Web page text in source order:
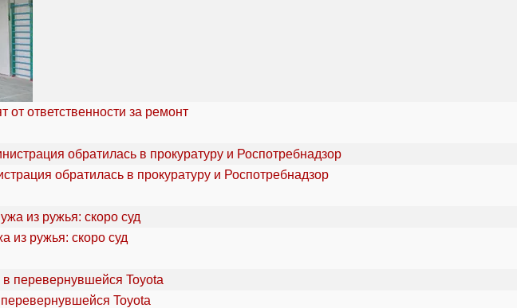
от ответственности за ремонт
обратилась в прокуратуру и Роспотребнадзор
из ружья: скоро суд
Toyota